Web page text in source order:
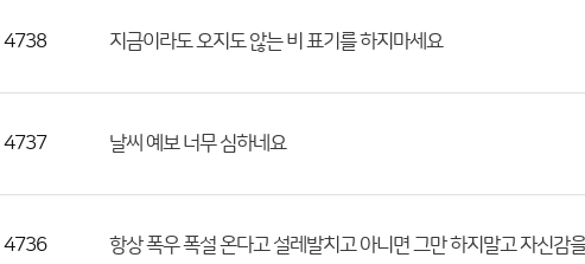
4738 지금이라도 오지도 않는 비 표기를 하지마세요
4737 날씨 예보 너무 심하네요
4736 항상 폭우 폭설 온다고 설레발치고 아니면 그만 하지말고 자신감